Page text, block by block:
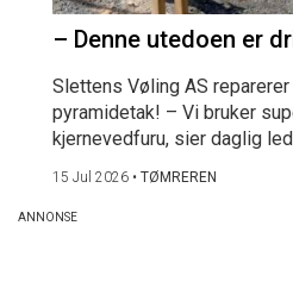
– Denne utedoen er
Slettens Vøling AS
pyramidetak! – Vi bruker
kjernevedfuru, sier daglig
15 Jul 2026 • TØMREREN